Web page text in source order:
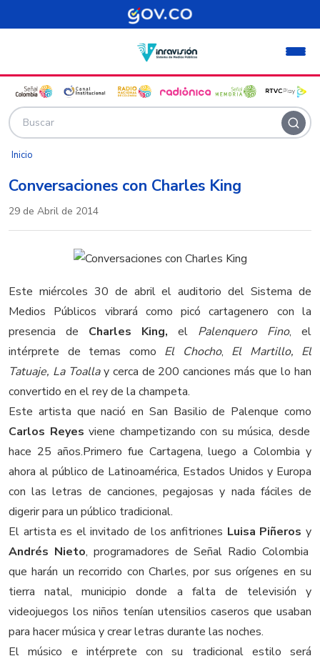
Pasar al contenido principal
Inicio
Conversaciones con Charles King
29 de Abril de 2014
Este miércoles 30 de abril el auditorio del Sistema de
Medios Públicos vibrará como picó cartagenero con la
presencia de Charles King, el Palenquero Fino, el
intérprete de temas como El Chocho, El Martillo, El
Tatuaje, La Toallay cerca de 200 canciones más que lo han
convertido en el rey de la champeta.
Este artista que nació en San Basilio de Palenque como
Carlos Reyes viene champetizando con su música, desde
hace 25 años.Primero fue Cartagena, luego a Colombia y
ahora al público de Latinoamérica, Estados Unidos y Europa
con las letras de canciones, pegajosas y nada fáciles de
digerir para un público tradicional.
El artista es el invitado de los anfitriones Luisa Piñerosy
Andrés Nieto, programadores de Señal Radio Colombia
que harán un recorrido con Charles, por sus orígenes en su
tierra natal, municipio donde a falta de televisión y
videojuegos los niños tenían utensilios caseros que usaban
para hacer música y crear letras durante las noches.
El músico e intérprete con su tradicional estilo será